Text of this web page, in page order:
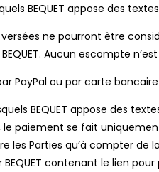
BEQUET appose des
ne pourront être
Aucun escompte
PayPal ou par carte
BEQUET appose des
le paiement se fait
les Parties qu’à compter
contenant le lien